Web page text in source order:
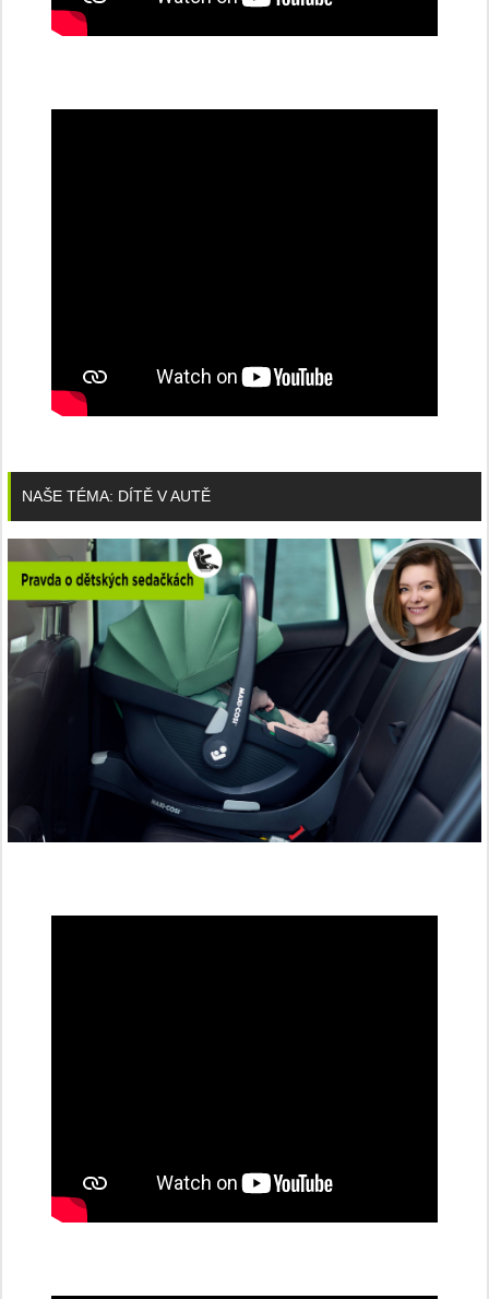
NAŠE TÉMA: DÍTĚ V AUTĚ